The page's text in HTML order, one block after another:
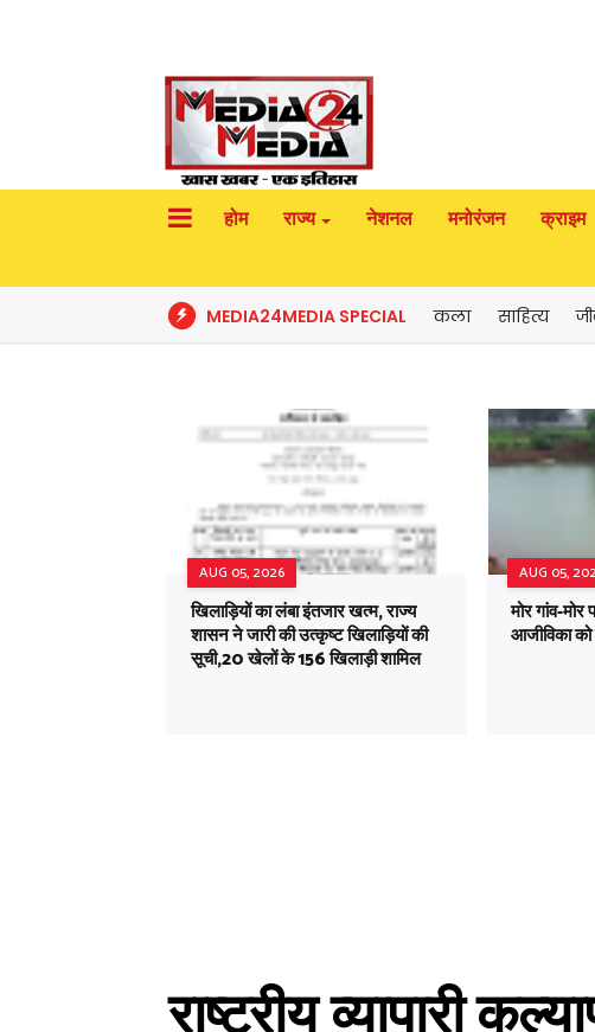
होम राज्य नेशनल मनोरंजन क्राइम
MEDIA24MEDIA SPECIAL कला साहित्य
AUG 05, 2026
खिलाड़ियों का लंबा इंतजार खत्म, राज्य
शासन ने जारी की उत्कृष्ट खिलाड़ियों की
सूची,20 खेलों के 156 खिलाड़ी शामिल
AUG 05,
मोर गांव-मोर
आजीविका